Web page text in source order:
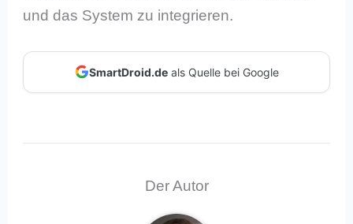
und das System zu integrieren.
SmartDroid.deals Quelle bei Google
Der Autor